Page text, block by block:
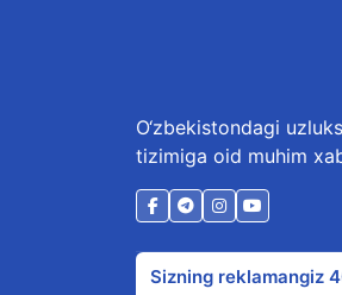
O‘zbekistondagi
tizimiga oid muhim
Sizning reklamangiz